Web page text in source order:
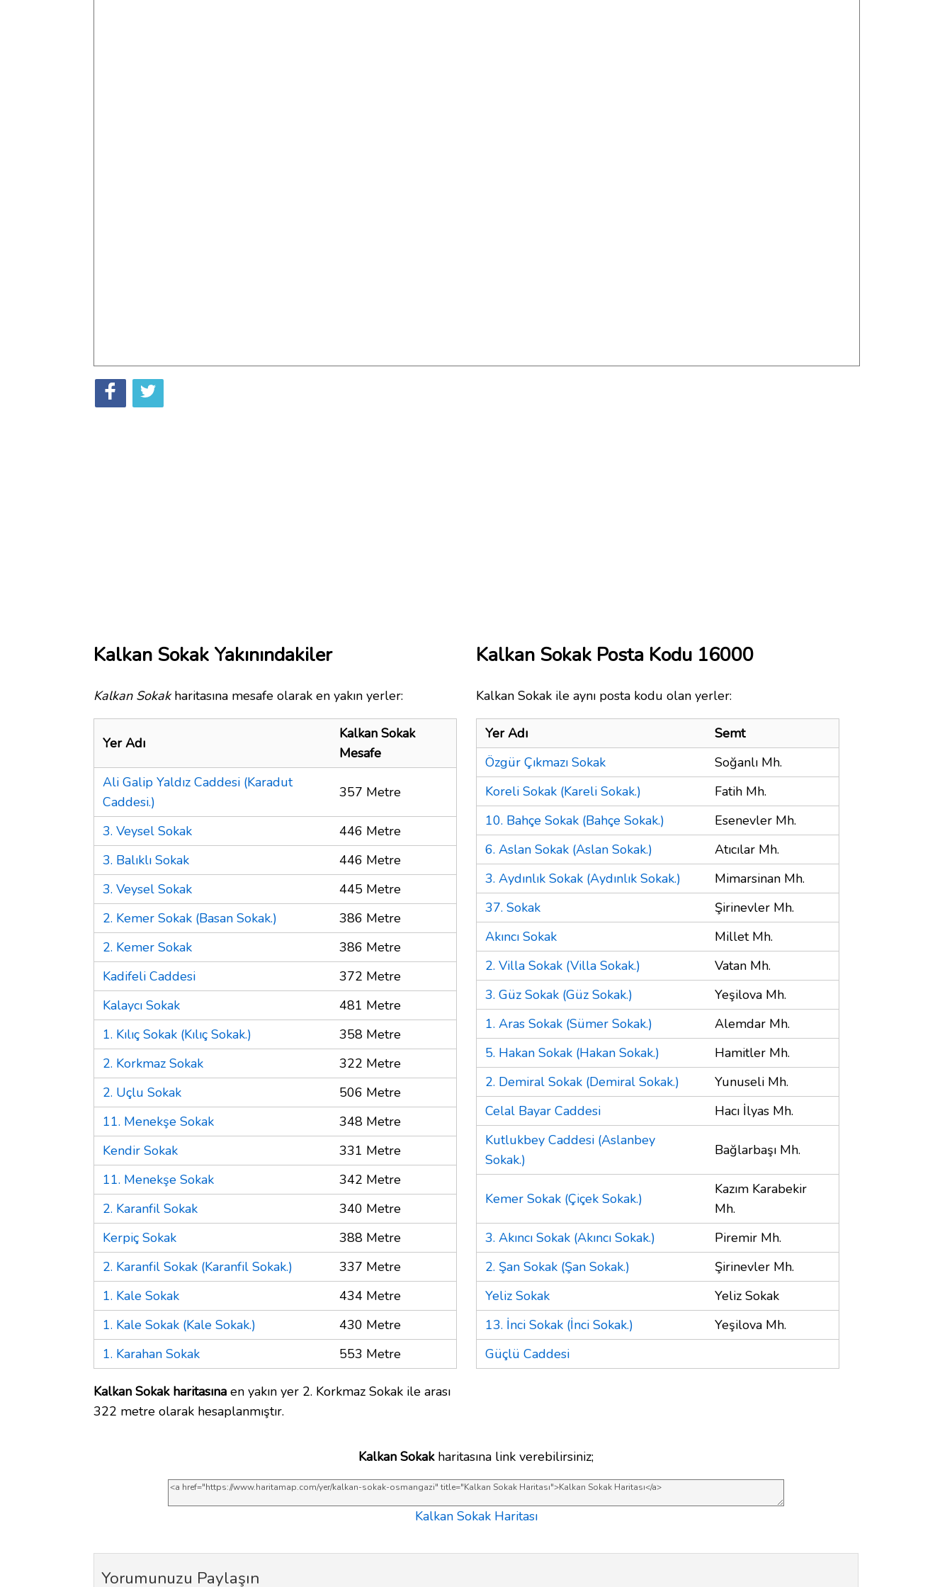
Kalkan Sokak Yakınındakiler
Kalkan Sokakharitasına mesafe olarak en yakın yerler:
Yer Adı
Kalkan Sokak
Mesafe
Ali Galip Yaldız Caddesi (Karadut
Caddesi.)
357 Metre
3. Veysel Sokak
446 Metre
3. Balıklı Sokak
446 Metre
3. Veysel Sokak
445 Metre
2. Kemer Sokak (Basan Sokak.)
386 Metre
2. Kemer Sokak
386 Metre
Kadifeli Caddesi
372 Metre
Kalaycı Sokak
481 Metre
1. Kılıç Sokak (Kılıç Sokak.)
358 Metre
2. Korkmaz Sokak
322 Metre
2. Uçlu Sokak
506 Metre
11. Menekşe Sokak
348 Metre
Kendir Sokak
331 Metre
11. Menekşe Sokak
342 Metre
2. Karanfil Sokak
340 Metre
Kerpiç Sokak
388 Metre
2. Karanfil Sokak (Karanfil Sokak.)
337 Metre
1. Kale Sokak
434 Metre
1. Kale Sokak (Kale Sokak.)
430 Metre
1. Karahan Sokak
553 Metre
Kalkan Sokak haritasına en yakın yer 2. Korkmaz Sokak ile arası
322 metre olarak hesaplanmıştır.
Kalkan Sokak Posta Kodu 16000
Kalkan Sokak ile aynı posta kodu olan yerler:
Yer Adı
Semt
Özgür Çıkmazı Sokak
Soğanlı Mh.
Koreli Sokak (Kareli Sokak.)
Fatih Mh.
10. Bahçe Sokak (Bahçe Sokak.)
Esenevler Mh.
6. Aslan Sokak (Aslan Sokak.)
Atıcılar Mh.
3. Aydınlık Sokak (Aydınlık Sokak.)
Mimarsinan Mh.
37. Sokak
Şirinevler Mh.
Akıncı Sokak
Millet Mh.
2. Villa Sokak (Villa Sokak.)
Vatan Mh.
3. Güz Sokak (Güz Sokak.)
Yeşilova Mh.
1. Aras Sokak (Sümer Sokak.)
Alemdar Mh.
5. Hakan Sokak (Hakan Sokak.)
Hamitler Mh.
2. Demiral Sokak (Demiral Sokak.)
Yunuseli Mh.
Celal Bayar Caddesi
Hacı İlyas Mh.
Kutlukbey Caddesi (Aslanbey
Sokak.)
Bağlarbaşı Mh.
Kemer Sokak (Çiçek Sokak.)
Kazım Karabekir
Mh.
3. Akıncı Sokak (Akıncı Sokak.)
Piremir Mh.
2. Şan Sokak (Şan Sokak.)
Şirinevler Mh.
Yeliz Sokak
Yeliz Sokak
13. İnci Sokak (İnci Sokak.)
Yeşilova Mh.
Güçlü Caddesi
Kalkan Sokakharitasına link verebilirsiniz;
Kalkan Sokak Haritası
Yorumunuzu Paylaşın